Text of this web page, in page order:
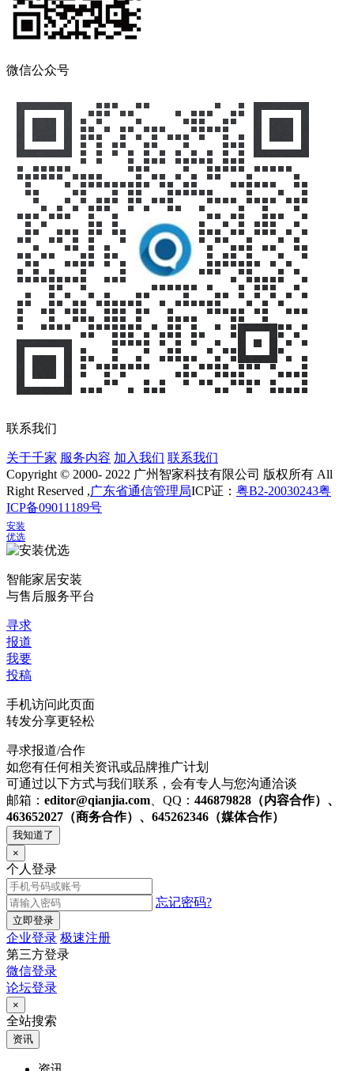
微信公众号
联系我们
关于千家 服务内容 加入我们 联系我们
Copyright © 2000- 2022 广州智家科技有限公司 版权所有 All
Right Reserved ,广东省通信管理局ICP证： 粤B2-20030243粤
ICP备09011189号
安装
优选
智能家居安装
与售后服务平台
寻求
报道
我要
投稿
手机访问此页面
转发分享更轻松
寻求报道/合作
如您有任何相关资讯或品牌推广计划
可通过以下方式与我们联系，会有专人与您沟通洽谈
邮箱： editor@qianjia.com 、QQ： 446879828（内容合作）、
463652027（商务合作）、645262346（媒体合作）
我知道了
×
个人登录
忘记密码?
立即登录
企业登录 极速注册
第三方登录
微信登录
论坛登录
×
全站搜索
资讯